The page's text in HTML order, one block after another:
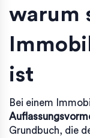
warum
ist
Bei einem
Grundbuch, die